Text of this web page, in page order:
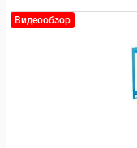
Видеообзор